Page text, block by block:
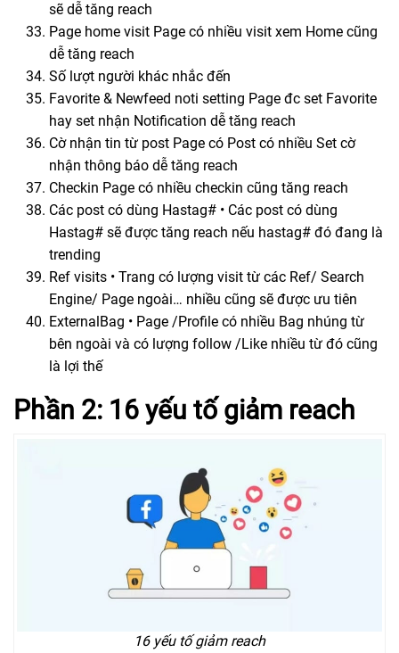
sẽ dễ tăng reach
Page home visit Page có nhiều visit xem Home cũng
dễ tăng reach
Số lượt người khác nhắc đến
Favorite & Newfeed noti setting Page đc set Favorite
hay set nhận Notification dễ tăng reach
Cờ nhận tin từ post Page có Post có nhiều Set cờ
nhận thông báo dễ tăng reach
Checkin Page có nhiều checkin cũng tăng reach
Các post có dùng Hastag# • Các post có dùng
Hastag# sẽ được tăng reach nếu hastag# đó đang là
trending
Ref visits • Trang có lượng visit từ các Ref/ Search
Engine/ Page ngoài… nhiều cũng sẽ được ưu tiên
ExternalBag • Page /Profile có nhiều Bag nhúng từ
bên ngoài và có lượng follow /Like nhiều từ đó cũng
là lợi thế
Phần 2: 16 yếu tố giảm reach
16 yếu tố giảm reach